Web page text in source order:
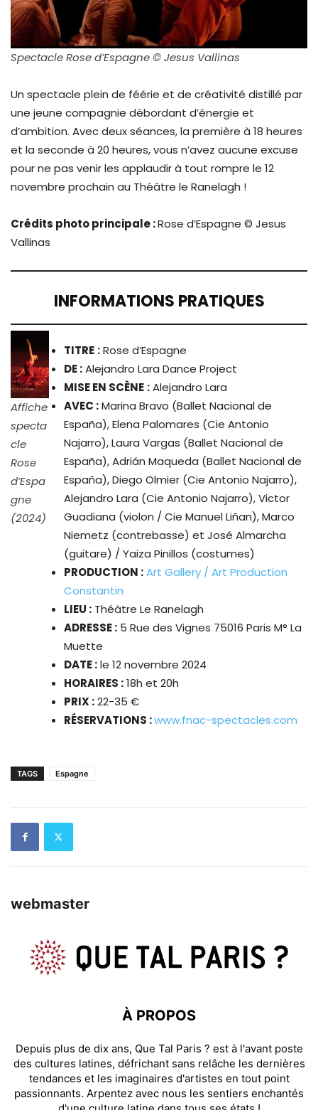
Spectacle Rose d’Espagne © Jesus Vallinas
Un spectacle plein de féérie et de créativité distillé par
une jeune compagnie débordant d’énergie et
d’ambition. Avec deux séances, la première à 18 heures
et la seconde à 20 heures, vous n’avez aucune excuse
pour ne pas venir les applaudir à tout rompre le 12
novembre prochain au Théâtre le Ranelagh !
Crédits photo principale :Rose d’Espagne © Jesus
Vallinas
INFORMATIONS PRATIQUES
Affiche
specta
cle
Rose
d’Espa
gne
(2024)
TITRE :Rose d’Espagne
DE :Alejandro Lara Dance Project
MISE EN SCÈNE :Alejandro Lara
AVEC :Marina Bravo (Ballet Nacional de
España), Elena Palomares (Cie Antonio
Najarro), Laura Vargas (Ballet Nacional de
España), Adrián Maqueda (Ballet Nacional de
España), Diego Olmier (Cie Antonio Najarro),
Alejandro Lara (Cie Antonio Najarro), Victor
Guadiana (violon / Cie Manuel Liñan), Marco
Niemetz (contrebasse) et José Almarcha
(guitare) / Yaiza Pinillos (costumes)
PRODUCTION : Art Gallery / Art Production
Constantin
LIEU :Théâtre Le Ranelagh
ADRESSE :5 Rue des Vignes 75016 Paris M° La
Muette
DATE :le 12 novembre 2024
HORAIRES :18h et 20h
PRIX :22-35 €
RÉSERVATIONS :www.fnac-spectacles.com
TAGS Espagne
webmaster
À PROPOS
Depuis plus de dix ans, Que Tal Paris ? est à l'avant poste
des cultures latines, défrichant sans relâche les dernières
tendances et les imaginaires d'artistes en tout point
passionnants. Arpentez avec nous les sentiers enchantés